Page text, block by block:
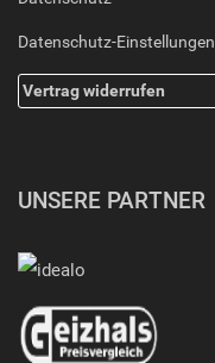
Datenschutz-Einstellungen
Vertrag widerrufen
UNSERE PARTNER